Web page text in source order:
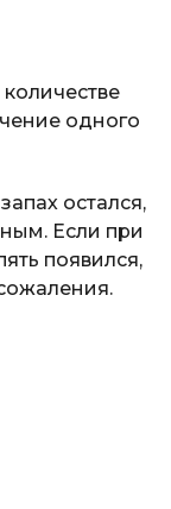
одного
остался,
Если при
появился,